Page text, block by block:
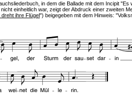
in dem die Ballade mit dem Incipit "Es
einheitlich war, zeigt der Abdruck einer zweiten
dreht ihre Flügel") beigegeben mit dem Hinweis: